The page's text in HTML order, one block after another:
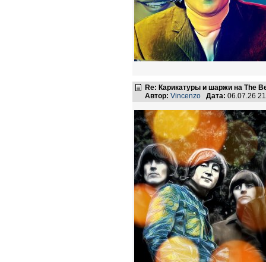
Re: Карикатуры и шаржи на The
Автор: Vincenzo Дата: 06.07.26